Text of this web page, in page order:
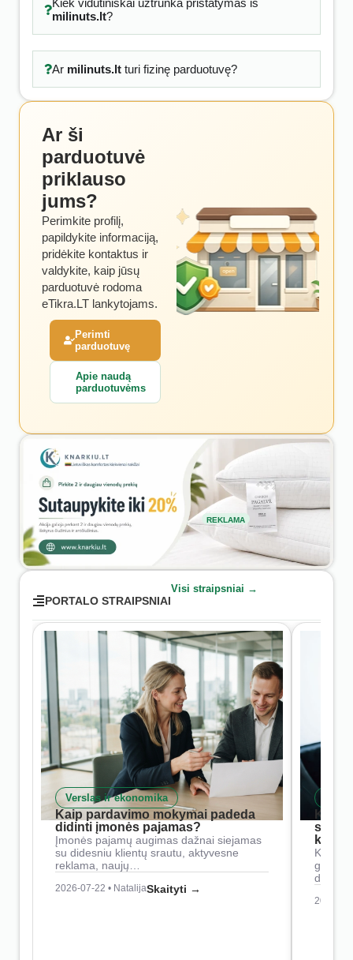
Kiek vidutiniškai užtrunka pristatymas iš
milinuts.lt?
Ar milinuts.ltturi fizinę parduotuvę?
Ar ši
parduotuvė
priklauso
jums?
Perimkite profilį,
papildykite informaciją,
pridėkite kontaktus ir
valdykite, kaip jūsų
parduotuvė rodoma
eTikra.LT lankytojams.
Perimti
parduotuvę
Apie naudą
parduotuvėms
REKLAMA
PORTALO STRAIPSNIAI
Visi straipsniai →
Verslas ir ekonomika
Kaip pardavimo mokymai padeda
didinti įmonės pajamas?
Įmonės pajamų augimas dažnai siejamas
su didesniu klientų srautu, aktyvesne
reklama, naujų…
2026-07-22 • NatalijaSkaityti →
Kaip
2026-